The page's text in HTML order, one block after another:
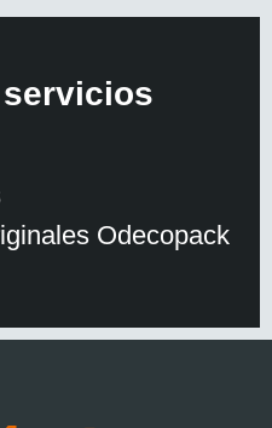
Odecopack